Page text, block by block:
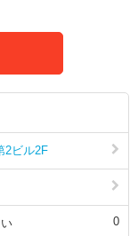
2ビル2F
0